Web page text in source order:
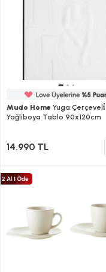
Mudo Home Yuga Çerçeveli̇
Yağliboya Tablo 90x120cm
14.990 TL